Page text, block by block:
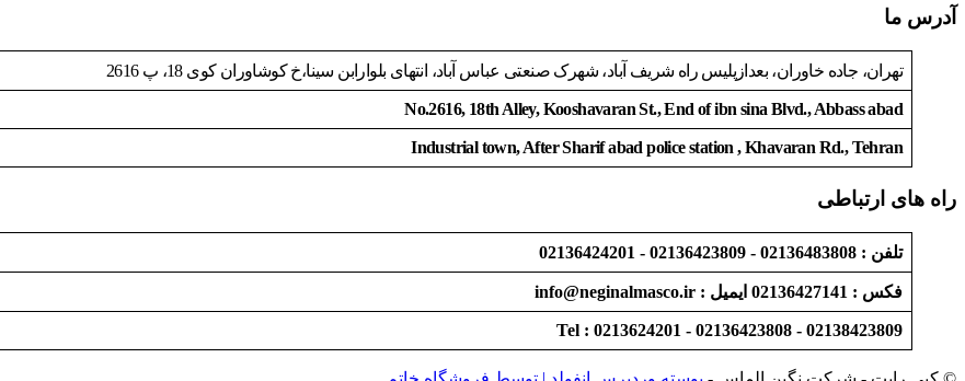
آدرس ما
تهران، جاده خاوران، بعدازپلیس راه شریف آباد، شهرک صنعتی عباس آباد، انتهای بلوارابن سینا،خ کوشاوران کوی 18، پ 2616
No.2616, 18th Alley, Kooshavaran St., End of ibn sina Blvd., Abbass abad
Industrial town, After Sharif abad police station , Khavaran Rd., Tehran
راه های ارتباطی
تلفن : 02136483808 - 02136423809 - 02136424201
فکس : 02136427141 ایمیل : info@neginalmasco.ir
Tel : 0213624201 - 02136423808 - 02138423809